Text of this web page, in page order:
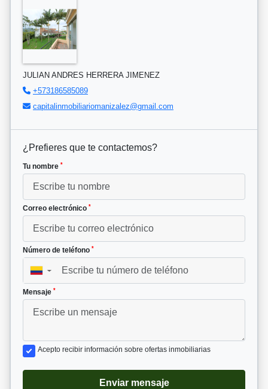
JULIAN ANDRES HERRERA JIMENEZ
+573186585089
capitalinmobiliariomanizalez@gmail.com
¿Prefieres que te contactemos?
Tu nombre *
Correo electrónico *
Número de teléfono *
▼
Mensaje *
Acepto recibir información sobre ofertas inmobiliarias
Enviar mensaje